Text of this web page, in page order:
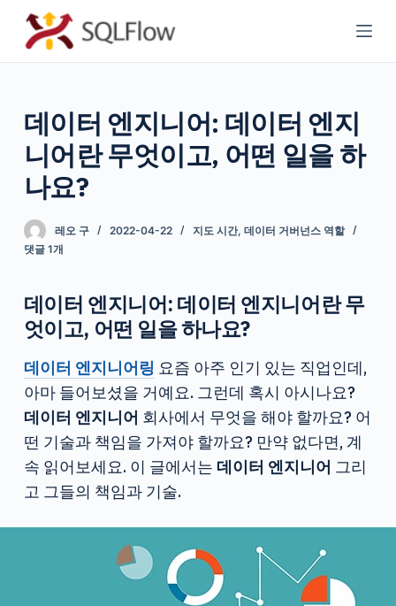
콘
텐
바
가
기
데이터 엔지니어: 데이터 엔지
니어란 무엇이고, 어떤 일을 하
나요?
레오 구 2022-04-22 지도 시간, 데이터 거버넌스 역할
댓글 1개
데이터 엔지니어: 데이터 엔지니어란 무
엇이고, 어떤 일을 하나요?
데이터 엔지니어링 요즘 아주 인기 있는 직업인데,
아마 들어보셨을 거예요. 그런데 혹시 아시나요?
데이터 엔지니어 회사에서 무엇을 해야 할까요? 어
떤 기술과 책임을 가져야 할까요? 만약 없다면, 계
속 읽어보세요. 이 글에서는 데이터 엔지니어 그리
고 그들의 책임과 기술.